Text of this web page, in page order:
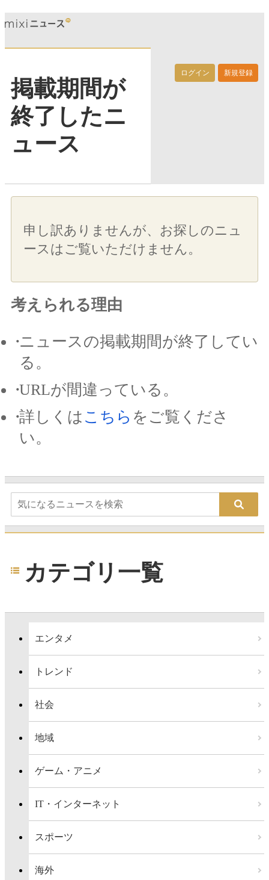
ログイン 新規登録
掲載期間が
終了したニ
ュース
申し訳ありませんが、お探しのニュ
ースはご覧いただけません。
考えられる理由
ニュースの掲載期間が終了してい
る。
URLが間違っている。
詳しくは こちら をご覧くださ
い。
カテゴリ一覧
エンタメ
トレンド
社会
地域
ゲーム・アニメ
IT・インターネット
スポーツ
海外